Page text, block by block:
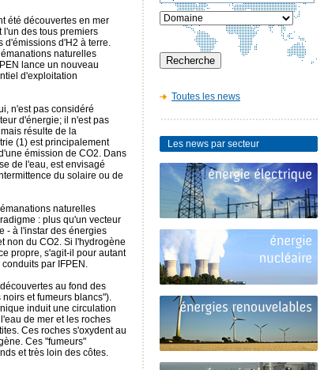
été découvertes en mer
l'un des tous premiers
d'émissions d'H2 à terre.
naturelles
lance un nouveau
d'exploitation
n'est pas considéré
d'énergie; il n'est pas
résulte de la
(1) est principalement
émission de CO2. Dans
de l'eau, est envisagé
du solaire ou de
naturelles
: plus qu'un vecteur
- à l'instar des énergies
non du CO2. Si l'hydrogène
propre, s'agit-il pour autant
par IFPEN.
au fond des
et fumeurs blancs").
induit une circulation
de mer et les roches
Ces roches s'oxydent au
Ces "fumeurs"
et très loin des côtes.
Toutes les news
Les news par secteur